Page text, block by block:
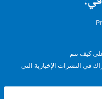
الإخبارية التي